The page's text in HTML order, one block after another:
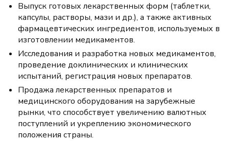
Выпуск готовых лекарственных форм (таблетки,
капсулы, растворы, мази и др.), а также активных
фармацевтических ингредиентов, используемых в
изготовлении медикаментов.
Исследования и разработка новых медикаментов,
проведение доклинических и клинических
испытаний, регистрация новых препаратов.
Продажа лекарственных препаратов и
медицинского оборудования на зарубежные
рынки, что способствует увеличению валютных
поступлений и укреплению экономического
положения страны.